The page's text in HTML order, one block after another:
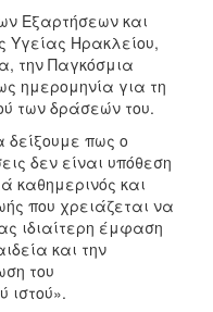
Εξαρτήσεων και
Υγείας Ηρακλείου,
την Παγκόσμια
ημερομηνία για τη
των δράσεών του.
δείξουμε πως ο
δεν είναι υπόθεση
καθημερινός και
που χρειάζεται να
ιδιαίτερη έμφαση
και την
του
ιστού».